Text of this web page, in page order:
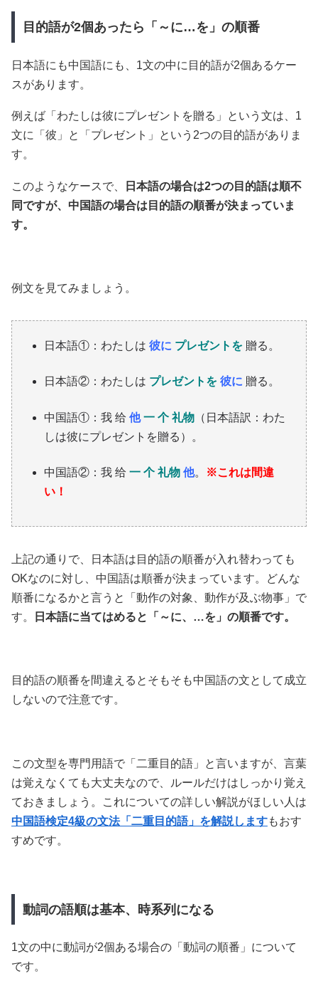
目的語が2個あったら「～に…を」の順番
日本語にも中国語にも、1文の中に目的語が2個あるケー
スがあります。
例えば「わたしは彼にプレゼントを贈る」という文は、1
文に「彼」と「プレゼント」という2つの目的語がありま
す。
このようなケースで、
日本語の場合は2つの目的語は順不
同ですが、中国語の場合は目的語の順番が決まっていま
す。
例文を見てみましょう。
日本語①：わたしは彼に プレゼントを 贈る。
日本語②：わたしは プレゼントを 彼に 贈る。
中国語①：我 给他 一 个 礼物 （日本語訳：わた
しは彼にプレゼントを贈る）。
中国語②：我 给一 个 礼物 他。
※これは間違
い！
上記の通りで、日本語は目的語の順番が入れ替わっても
OKなのに対し、中国語は順番が決まっています。どんな
順番になるかと言うと「動作の対象、動作が及ぶ物事」で
す。
日本語に当てはめると「～に、…を」の順番です。
目的語の順番を間違えるとそもそも中国語の文として成立
しないので注意です。
この文型を専門用語で「二重目的語」と言いますが、言葉
は覚えなくても大丈夫なので、ルールだけはしっかり覚え
ておきましょう。これについての詳しい解説がほしい人は
中国語検定4級の文法「二重目的語」を解説しますもおす
すめです。
動詞の語順は基本、時系列になる
1文の中に動詞が2個ある場合の「動詞の順番」について
です。